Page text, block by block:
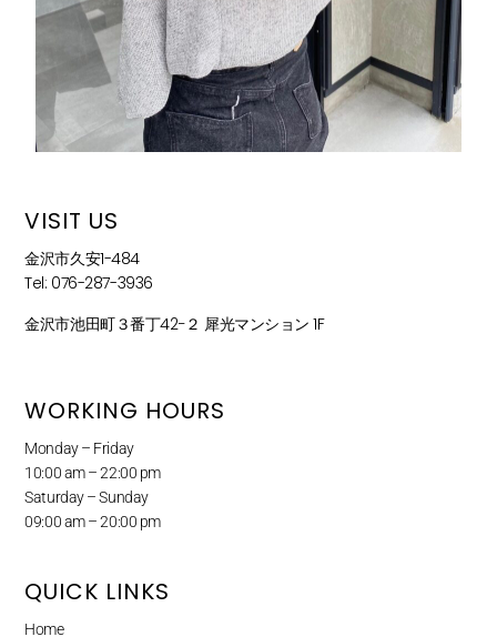
VISIT US
金沢市久安1-484
Tel: 076-287-3936
金沢市池田町３番丁42−２ 犀光マンション 1F
WORKING HOURS
Monday – Friday
10:00 am – 22:00 pm
Saturday – Sunday
09:00 am – 20:00 pm
QUICK LINKS
Home